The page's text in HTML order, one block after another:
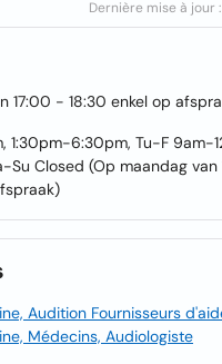
Dernière mise à jour
17:00 - 18:30 enkel op
1:30pm-6:30pm, Tu-F 9am-
Su Closed (Op maandag van
Audition Fournisseurs
Médecins, Audiologiste